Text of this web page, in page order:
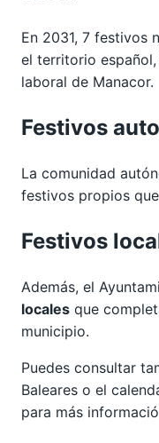
En 2031, 7 festivos
el territorio
laboral de Manacor.
Festivos
La comunidad
festivos propios
Festivos
Además, el
locales que
municipio.
Puedes consultar
Baleares o el
para más